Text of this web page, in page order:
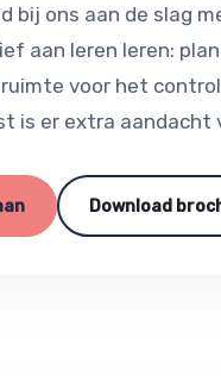
bij ons aan de slag
aan leren leren:
voor het
is er extra aandacht
Download